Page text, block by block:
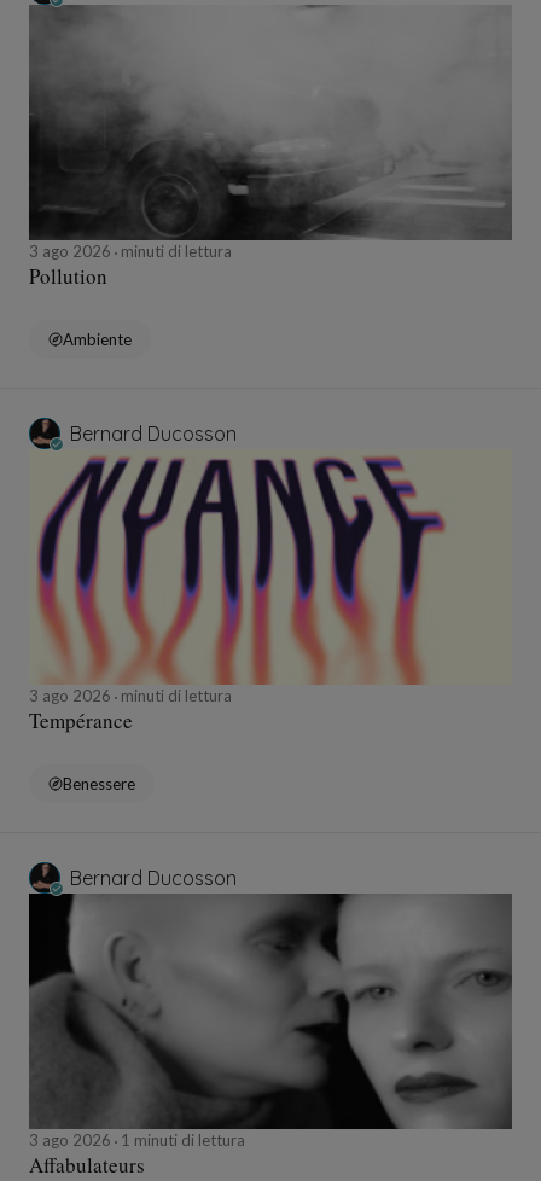
3 ago 2026 minuti di lettura
Pollution
Ambiente
Bernard Ducosson
3 ago 2026 minuti di lettura
Tempérance
Benessere
Bernard Ducosson
3 ago 2026 1 minuti di lettura
Affabulateurs